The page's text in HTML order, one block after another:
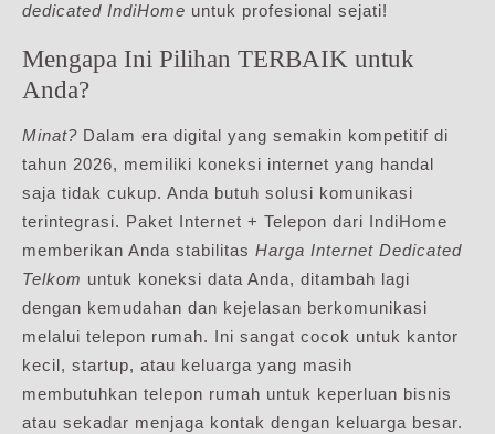
dedicated IndiHome untuk profesional sejati!
Mengapa Ini Pilihan TERBAIK untuk
Anda?
Minat? Dalam era digital yang semakin kompetitif di
tahun 2026, memiliki koneksi internet yang handal
saja tidak cukup. Anda butuh solusi komunikasi
terintegrasi. Paket Internet + Telepon dari IndiHome
memberikan Anda stabilitas Harga Internet Dedicated
Telkom untuk koneksi data Anda, ditambah lagi
dengan kemudahan dan kejelasan berkomunikasi
melalui telepon rumah. Ini sangat cocok untuk kantor
kecil, startup, atau keluarga yang masih
membutuhkan telepon rumah untuk keperluan bisnis
atau sekadar menjaga kontak dengan keluarga besar.